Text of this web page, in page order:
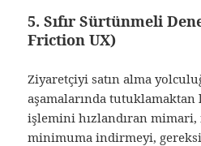
5. Sıfır Sürtünmeli
Friction UX)
Ziyaretçiyi satın alma
aşamalarında tutuklamaktan
işlemini hızlandıran mimari,
minimuma indirmeyi,